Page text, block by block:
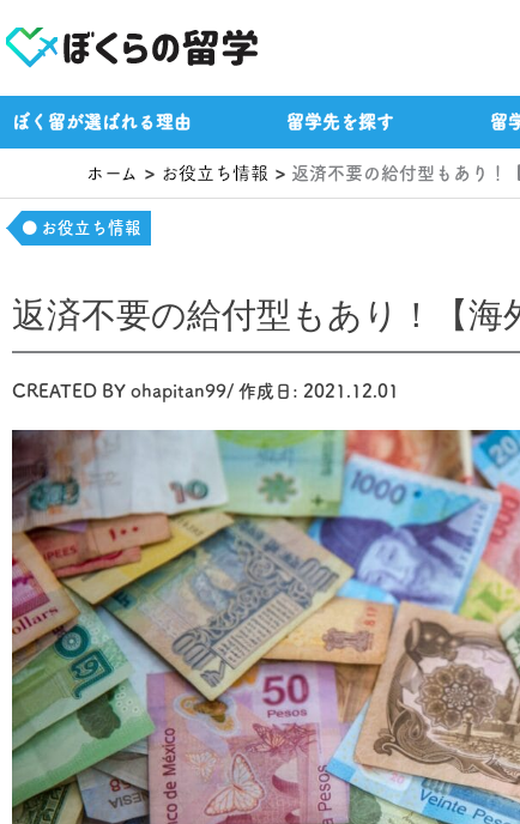
容
ス
キぼく留が選ばれる理由 留学先を探す 留
ホーム お役立ち情報 返済不要の給付型もあり！
お役立ち情報
返済不要の給付型もあり！【
CREATED BY ohapitan99/ 作成日: 2021.12.01